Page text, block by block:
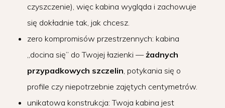
czyszczenie), więc kabina wygląda i zachowuje
się dokładnie tak, jak chcesz.
zero kompromisów przestrzennych: kabina
„docina się” do Twojej łazienki —żadnych
przypadkowych szczelin , potykania się o
profile czy niepotrzebnie zajętych centymetrów.
unikatowa konstrukcja: Twoja kabina jest